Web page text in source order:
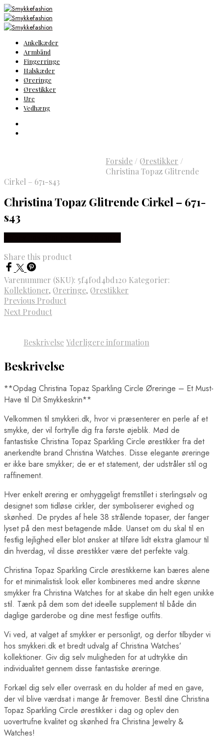
Ankelkæder
Armbånd
Fingerringe
Halskæder
Øreringe
Ørestikker
Ure
Vedhæng
Forside / Ørestikker /
Christina Topaz Glitrende
Cirkel – 671-s43
Christina Topaz Glitrende Cirkel – 671-
s43
Share this product
Varenummer (SKU): 5f4f0d4bd120 Kategorier:
Kollektioner, Øreringe, Ørestikker
Previous Product
Next Product
Beskrivelse Yderligere information
Beskrivelse
**Opdag Christina Topaz Sparkling Circle Øreringe – Et Must-
Have til Dit Smykkeskrin**
Velkommen til smykkeri.dk, hvor vi præsenterer en perle af et
smykke, der vil fortrylle dig fra første øjeblik. Mød de
fantastiske Christina Topaz Sparkling Circle ørestikker fra det
anerkendte brand Christina Watches. Disse elegante øreringe
er ikke bare smykker; de er et statement, der udstråler stil og
raffinement.
Hver enkelt ørering er omhyggeligt fremstillet i sterlingsølv og
designet som tidløse cirkler, der symboliserer evighed og
skønhed. De prydes af hele 38 strålende topaser, der fanger
lyset på den mest betagende måde. Uanset om du skal til en
festlig lejlighed eller blot ønsker at tilføre lidt ekstra glamour til
din hverdag, vil disse ørestikker være det perfekte valg.
Christina Topaz Sparkling Circle ørestikkerne kan bæres alene
for et minimalistisk look eller kombineres med andre skønne
smykker fra Christina Watches for at skabe din helt egen unikke
stil. Tænk på dem som det ideelle supplement til både din
daglige garderobe og dine mest festlige outfits.
Vi ved, at valget af smykker er personligt, og derfor tilbyder vi
hos smykkeri.dk et bredt udvalg af Christina Watches’
kollektioner. Giv dig selv muligheden for at udtrykke din
individualitet gennem disse fantastiske øreringe.
Forkæl dig selv eller overrask en du holder af med en gave,
der vil blive værdsat i mange år fremover. Bestil dine Christina
Topaz Sparkling Circle ørestikker i dag og oplev den
uovertrufne kvalitet og skønhed fra Christina Jewelry &
Watches!